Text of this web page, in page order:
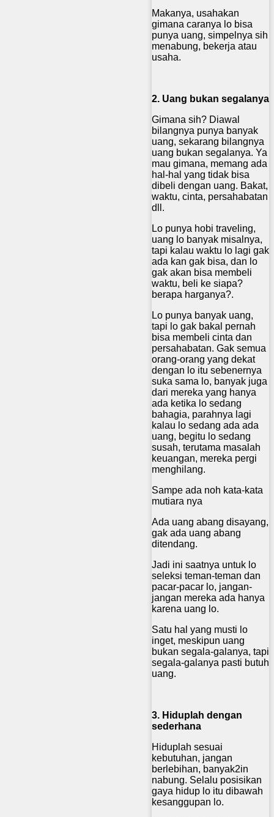
Makanya, usahakan
gimana caranya lo bisa
punya uang, simpelnya sih
menabung, bekerja atau
usaha.
2. Uang bukan segalanya
Gimana sih? Diawal
bilangnya punya banyak
uang, sekarang bilangnya
uang bukan segalanya. Ya
mau gimana, memang ada
hal-hal yang tidak bisa
dibeli dengan uang. Bakat,
waktu, cinta, persahabatan
dll.
Lo punya hobi traveling,
uang lo banyak misalnya,
tapi kalau waktu lo lagi gak
ada kan gak bisa, dan lo
gak akan bisa membeli
waktu, beli ke siapa?
berapa harganya?.
Lo punya banyak uang,
tapi lo gak bakal pernah
bisa membeli cinta dan
persahabatan. Gak semua
orang-orang yang dekat
dengan lo itu sebenernya
suka sama lo, banyak juga
dari mereka yang hanya
ada ketika lo sedang
bahagia, parahnya lagi
kalau lo sedang ada ada
uang, begitu lo sedang
susah, terutama masalah
keuangan, mereka pergi
menghilang.
Sampe ada noh kata-kata
mutiara nya
Ada uang abang disayang,
gak ada uang abang
ditendang.
Jadi ini saatnya untuk lo
seleksi teman-teman dan
pacar-pacar lo, jangan-
jangan mereka ada hanya
karena uang lo.
Satu hal yang musti lo
inget, meskipun uang
bukan segala-galanya, tapi
segala-galanya pasti butuh
uang.
3. Hiduplah dengan
sederhana
Hiduplah sesuai
kebutuhan, jangan
berlebihan, banyak2in
nabung. Selalu posisikan
gaya hidup lo itu dibawah
kesanggupan lo.